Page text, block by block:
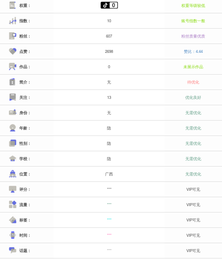
权重： 权重等级较低
指数： 10 账号指数一般
粉丝： 607 粉丝质量优质
点赞： 2698 赞比：4.44
作品： 0 未展示作品
简介： 无 待优化
关注： 13 优化良好
身份： 无 无需优化
年龄： 隐 无需优化
性别： 隐 无需优化
学校： 隐 无需优化
位置： 广西 无需优化
评分： *** VIP可见
流量： *** VIP可见
标签： *** VIP可见
时间： *** VIP可见
话题： *** VIP可见